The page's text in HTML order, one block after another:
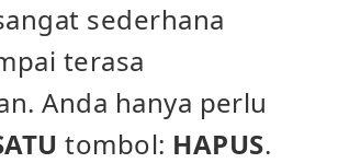
sederhana
terasa
Anda hanya perlu
tombol: HAPUS.